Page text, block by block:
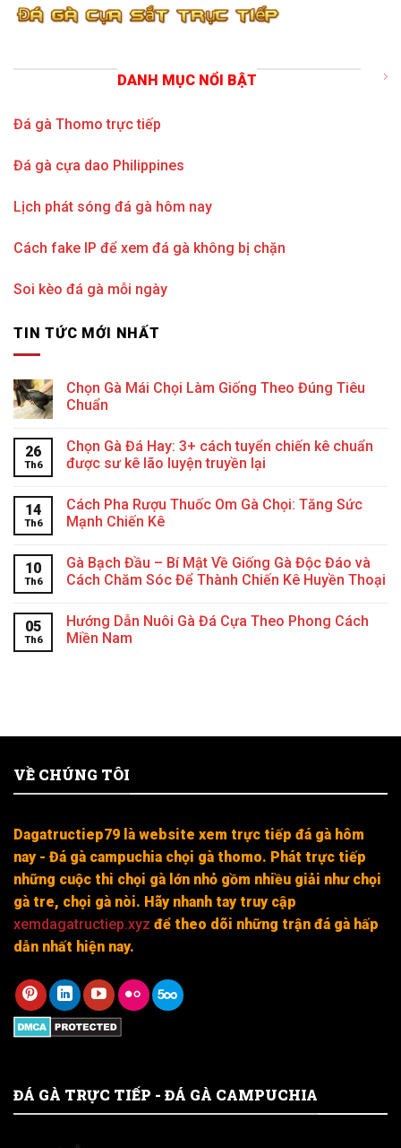
DANH MỤC NỔI BẬT
Đá gà Thomo trực tiếp
Đá gà cựa dao Philippines
Lịch phát sóng đá gà hôm nay
Cách fake IP để xem đá gà không bị chặn
Soi kèo đá gà mỗi ngày
TIN TỨC MỚI NHẤT
Chọn Gà Mái Chọi Làm Giống Theo Đúng Tiêu
Chuẩn
26
Th6
Chọn Gà Đá Hay: 3+ cách tuyển chiến kê chuẩn
được sư kê lão luyện truyền lại
14
Th6
Cách Pha Rượu Thuốc Om Gà Chọi: Tăng Sức
Mạnh Chiến Kê
10
Th6
Gà Bạch Đầu – Bí Mật Về Giống Gà Độc Đáo và
Cách Chăm Sóc Để Thành Chiến Kê Huyền Thoại
05
Th6
Hướng Dẫn Nuôi Gà Đá Cựa Theo Phong Cách
Miền Nam
VỀ CHÚNG TÔI
Dagatructiep79 là website xem trực tiếp đá gà hôm
nay - Đá gà campuchia chọi gà thomo. Phát trực tiếp
những cuộc thi chọi gà lớn nhỏ gồm nhiều giải như chọi
gà tre, chọi gà nòi. Hãy nhanh tay truy cập
xemdagatructiep.xyz để theo dõi những trận đá gà hấp
dẫn nhất hiện nay.
ĐÁ GÀ TRỰC TIẾP - ĐÁ GÀ CAMPUCHIA